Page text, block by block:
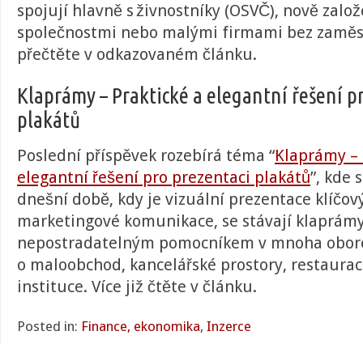
spojují hlavně s živnostníky (OSVČ), nově
společnostmi nebo malými firmami bez
přečtěte v odkazovaném článku.
Klaprámy – Praktické a elegantní řešení
plakátů
Poslední příspěvek rozebírá téma “Klaprámy
elegantní řešení pro prezentaci plakátů”, kde
dnešní době, kdy je vizuální prezentace
marketingové komunikace, se stávají
nepostradatelným pomocníkem v mnoha
o maloobchod, kancelářské prostory,
instituce. Více již čtěte v článku.
Posted in: Finance, ekonomika, Inzerce